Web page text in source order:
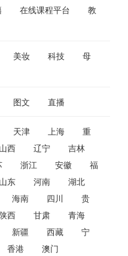
在线课程平台
教
美妆 科技
母
图文 直播
天津 上海
重
山西 辽宁
吉林
浙江 安徽
福
山东 河南
湖北
海南 四川
贵
西 甘肃
青海
新疆 西藏
宁
香港 澳门